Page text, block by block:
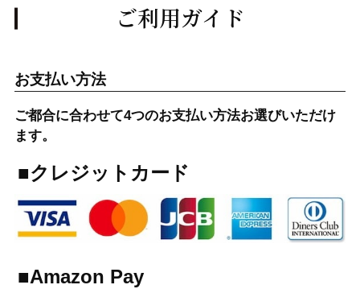
ご利用ガイド
お支払い方法
ご都合に合わせて4つのお支払い方法お選びいただけ
ます。
■クレジットカード
■Amazon Pay